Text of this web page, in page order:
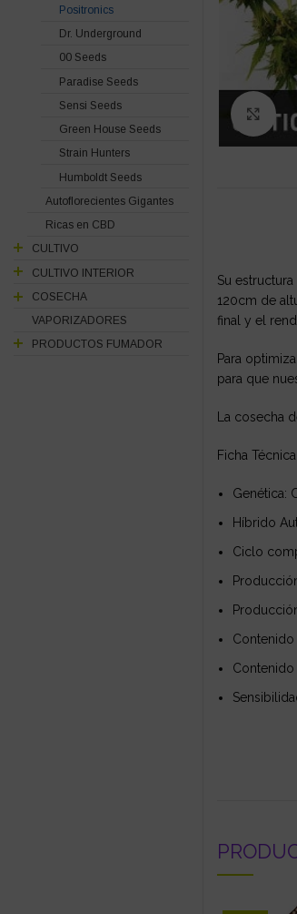
Su
120cm de
final y el
Para
para que
La cosecha
Ficha Técnica
Genética:
Híbrido
Ciclo
Contenido
Contenido
Positronics
Dr. Underground
00 Seeds
Paradise Seeds
Sensi Seeds
Green House Seeds
Strain Hunters
Humboldt Seeds
Autoflorecientes Gigantes
Ricas en CBD
CULTIVO
CULTIVO INTERIOR
COSECHA
VAPORIZADORES
PRODUCTOS FUMADOR